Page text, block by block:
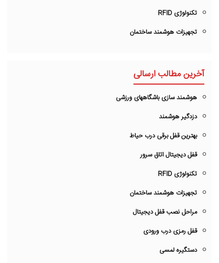
تکنولوژی RFID
تجهیزات هوشمند ساختمان
آخرین مطالب ارسالی
هوشمند سازی باشگاههای ورزشی
دزدگیر هوشمند
بهترین قفل برقی درب حیاط
قفل دیجیتال اتاق سرور
تکنولوژی RFID
تجهیزات هوشمند ساختمان
مراحل نصب قفل دیجیتال
قفل رمزی درب ورودی
دستگیره لمسی